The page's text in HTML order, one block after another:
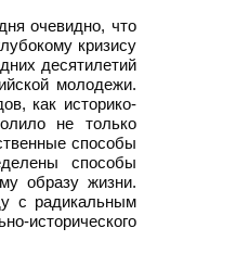
очевидно, что
кризису
десятилетий
молодежи.
как историко-
не только
способы
способы
образу жизни.
с радикальным
исторического